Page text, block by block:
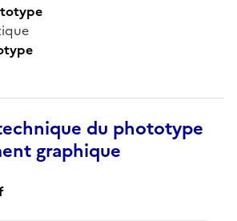
du phototype
graphique